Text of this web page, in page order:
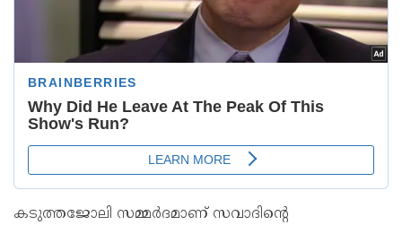
കടുത്തജോലി സമ്മർദമാണ് സവാദിന്റെ